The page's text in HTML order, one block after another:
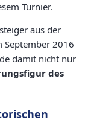
Turnier.
aus der
September 2016
damit nicht nur
des